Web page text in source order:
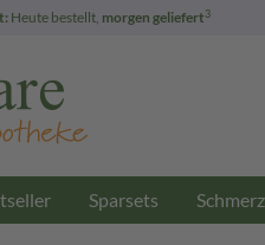
Heute bestellt, morgen geliefert3
Sparsets